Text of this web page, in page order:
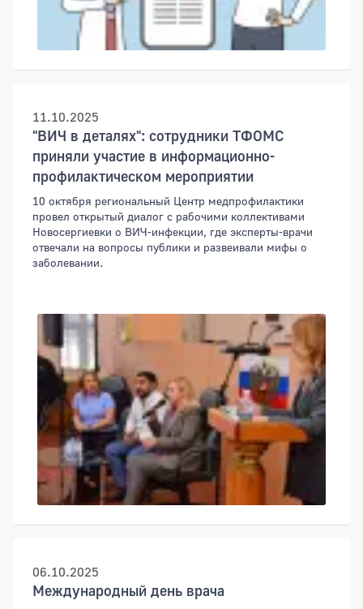
11.10.2025
"ВИЧ в деталях": сотрудники ТФОМС
приняли участие в информационно-
профилактическом мероприятии
10 октября региональный Центр медпрофилактики
провел открытый диалог с рабочими коллективами
Новосергиевки о ВИЧ-инфекции, где эксперты-врачи
отвечали на вопросы публики и развеивали мифы о
заболевании.
06.10.2025
Международный день врача